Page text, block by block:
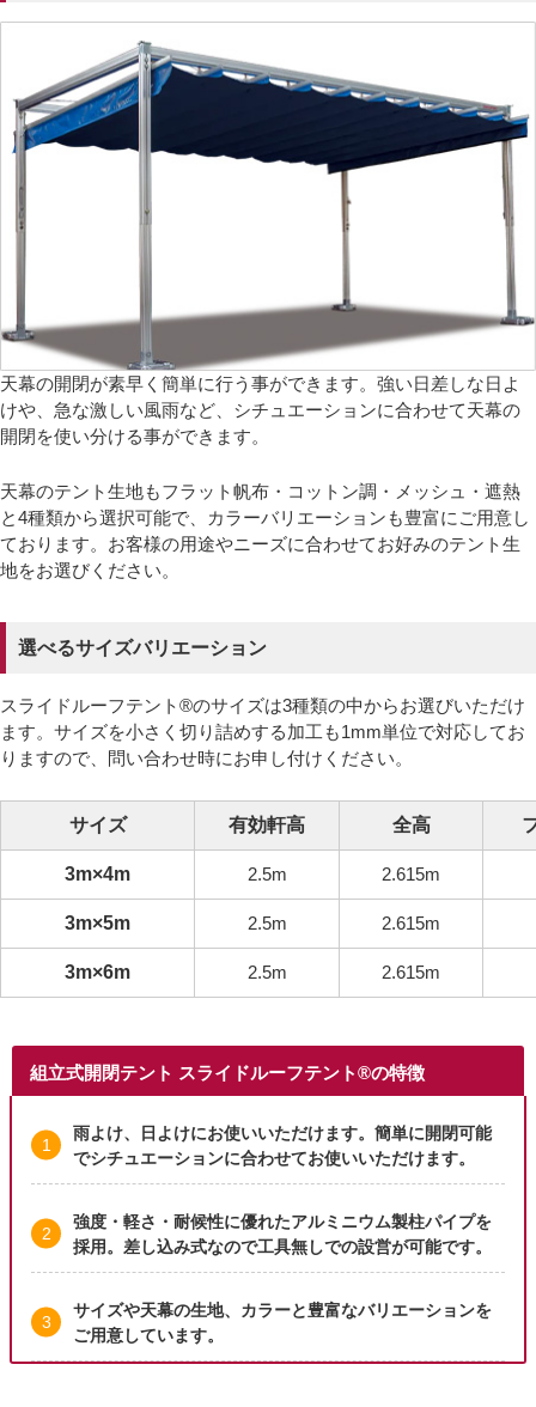
天幕の開閉が素早く簡単に行う事ができます。強い日差しな日よ
けや、急な激しい風雨など、シチュエーションに合わせて天幕の
開閉を使い分ける事ができます。
天幕のテント生地もフラット帆布・コットン調・メッシュ・遮熱
と4種類から選択可能で、カラーバリエーションも豊富にご用意し
ております。お客様の用途やニーズに合わせてお好みのテント生
地をお選びください。
選べるサイズバリエーション
スライドルーフテント®のサイズは3種類の中からお選びいただけ
ます。サイズを小さく切り詰めする加工も1mm単位で対応してお
りますので、問い合わせ時にお申し付けください。
サイズ 有効軒高 全高
3m×4m 2.5m 2.615m
3m×5m 2.5m 2.615m
3m×6m 2.5m 2.615m
組立式開閉テント スライドルーフテント®の特徴
雨よけ、日よけにお使いいただけます。簡単に開閉可能
でシチュエーションに合わせてお使いいただけます。
強度・軽さ・耐候性に優れたアルミニウム製柱パイプを
採用。差し込み式なので工具無しでの設営が可能です。
サイズや天幕の生地、カラーと豊富なバリエーションを
ご用意しています。